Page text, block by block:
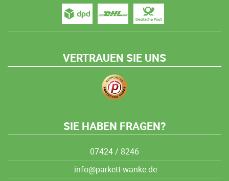
VERTRAUEN SIE UNS
SIE HABEN FRAGEN?
07424 / 8246
info@parkett-wanke.de